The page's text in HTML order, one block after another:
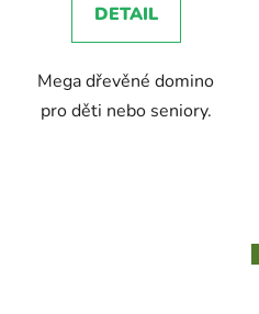
DETAIL
Mega dřevěné domino
pro děti nebo seniory.